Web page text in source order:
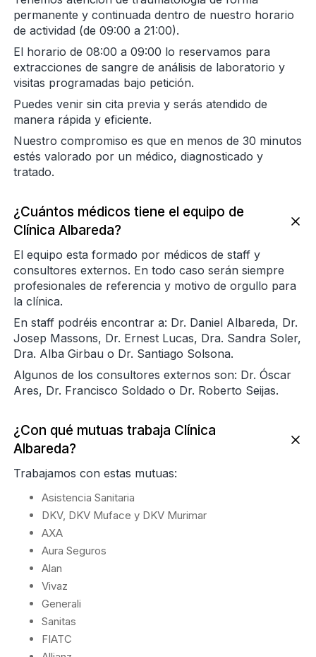
permanente y continuada dentro de nuestro horario
de actividad (de 09:00 a 21:00).
El horario de 08:00 a 09:00 lo reservamos para
extracciones de sangre de análisis de laboratorio y
visitas programadas bajo petición.
Puedes venir sin cita previa y serás atendido de
manera rápida y eficiente.
Nuestro compromiso es que en menos de 30 minutos
estés valorado por un médico, diagnosticado y
tratado.
¿Cuántos médicos tiene el equipo de
Clínica Albareda?
El equipo esta formado por médicos de staff y
consultores externos. En todo caso serán siempre
profesionales de referencia y motivo de orgullo para
la clínica.
En staff podréis encontrar a: Dr. Daniel Albareda, Dr.
Josep Massons, Dr. Ernest Lucas, Dra. Sandra Soler,
Dra. Alba Girbau o Dr. Santiago Solsona.
Algunos de los consultores externos son: Dr. Óscar
Ares, Dr. Francisco Soldado o Dr. Roberto Seijas.
¿Con qué mutuas trabaja Clínica
Albareda?
Trabajamos con estas mutuas:
Asistencia Sanitaria
DKV, DKV Muface y DKV Murimar
AXA
Aura Seguros
Alan
Vivaz
Generali
Sanitas
FIATC